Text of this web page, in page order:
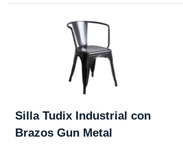
Silla Tudix Industrial con
Brazos Gun Metal